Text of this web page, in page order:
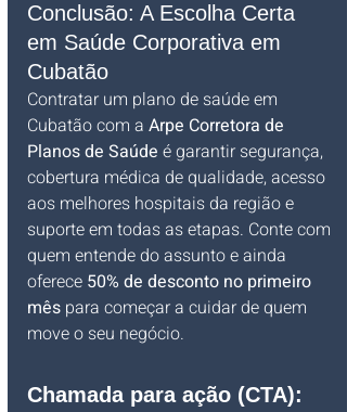
Conclusão: A Escolha Certa
em Saúde Corporativa em
Cubatão
Contratar um plano de saúde em
Cubatão com a Arpe Corretora de
Planos de Saúde é garantir segurança,
cobertura médica de qualidade, acesso
aos melhores hospitais da região e
suporte em todas as etapas. Conte com
quem entende do assunto e ainda
oferece 50% de desconto no primeiro
mês para começar a cuidar de quem
move o seu negócio.
Chamada para ação (CTA):